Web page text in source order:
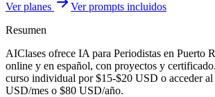
Ver planes
Ver prompts incluidos
Resumen
AIClases ofrece IA para Periodistas en Puerto
online y en español, con proyectos y
curso individual por$15-$20 USD o acceder
USD/mes o $80 USD/año.